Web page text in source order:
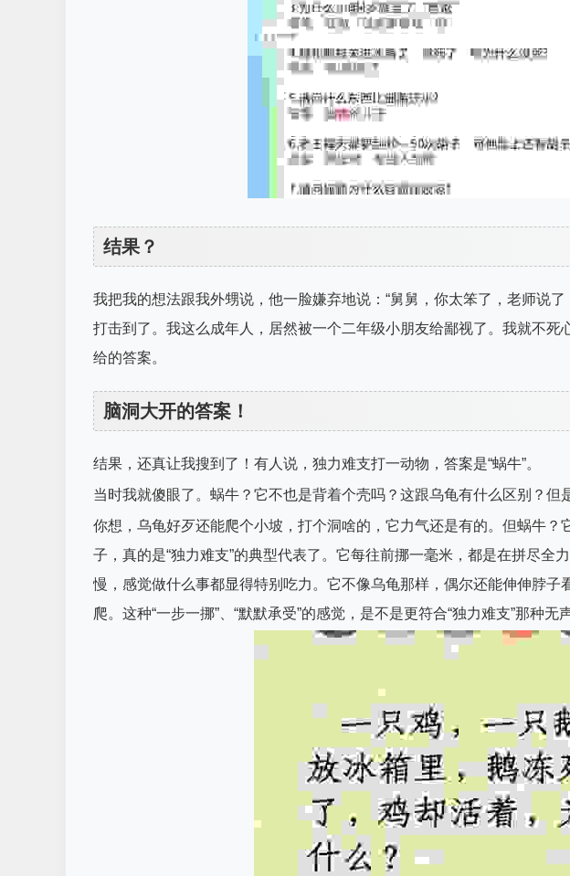
结果？
我把我的想法跟我外甥说，他一脸嫌弃地说：“舅舅，你太笨了，老师说
打击到了。我这么成年人，居然被一个二年级小朋友给鄙视了。我就不死
给的答案。
脑洞大开的答案！
结果，还真让我搜到了！有人说，独力难支打一动物，答案是“蜗牛”。
当时我就傻眼了。蜗牛？它不也是背着个壳吗？这跟乌龟有什么区别？但
你想，乌龟好歹还能爬个小坡，打个洞啥的，它力气还是有的。但蜗牛？
子，真的是“独力难支”的典型代表了。它每往前挪一毫米，都是在拼尽全
慢，感觉做什么事都显得特别吃力。它不像乌龟那样，偶尔还能伸伸脖子
爬。这种“一步一挪”、“默默承受”的感觉，是不是更符合“独力难支”那种无